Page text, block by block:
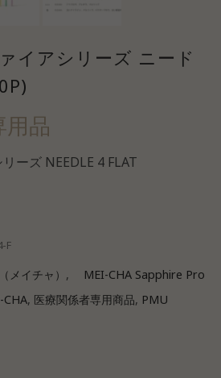
イアシリーズ ニード
用品
ーズ NEEDLE 4 FLAT
F
メイチャ） ,
MEI-CHA Sapphire Pro
CHA, 医療関係者専用商品, PMU